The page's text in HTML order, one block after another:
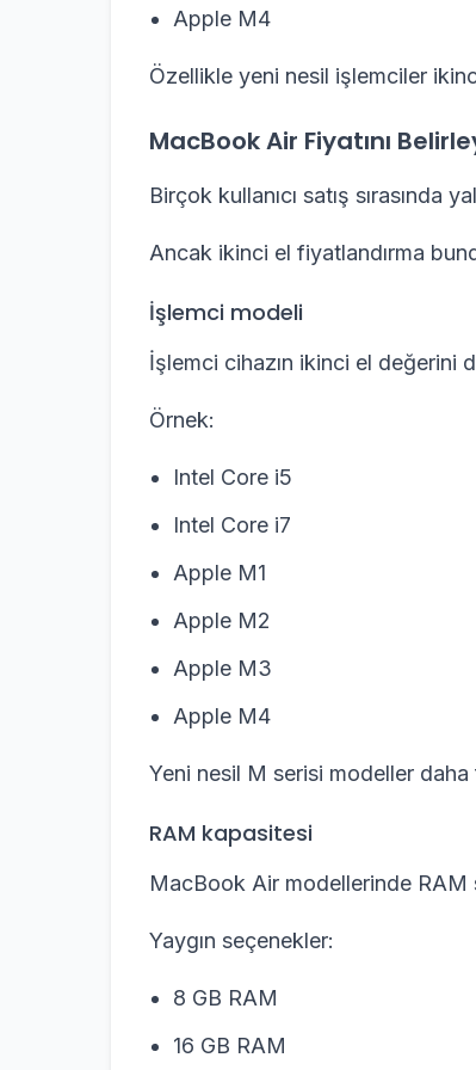
Apple M4
Özellikle yeni nesil işlemciler
MacBook Air Fiyatını
Birçok kullanıcı satış sırasında
Ancak ikinci el fiyatlandırma
İşlemci modeli
İşlemci cihazın ikinci el değerini
Örnek:
Intel Core i5
Intel Core i7
Apple M1
Apple M2
Apple M3
Apple M4
Yeni nesil M serisi modeller
RAM kapasitesi
MacBook Air modellerinde RAM
Yaygın seçenekler:
8 GB RAM
16 GB RAM